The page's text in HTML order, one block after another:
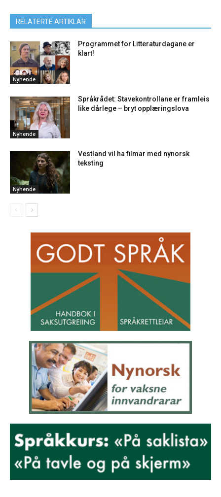
RELATERTE ARTIKLAR
Nyhende
Programmet for Litteraturdagane er
klart!
Nyhende
Språkrådet: Stavekontrollane er framleis
like dårlege – bryt opplæringslova
Nyhende
Vestland vil ha filmar med nynorsk
teksting